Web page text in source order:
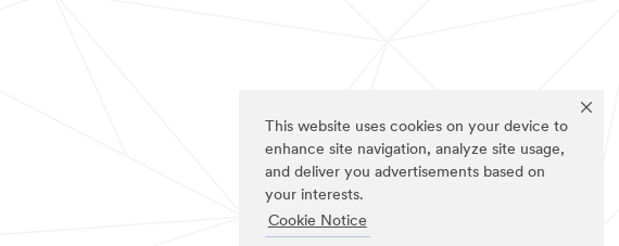
This website uses cookies on your device to
enhance site navigation, analyze site usage,
and deliver you advertisements based on
your interests.
Cookie Notice